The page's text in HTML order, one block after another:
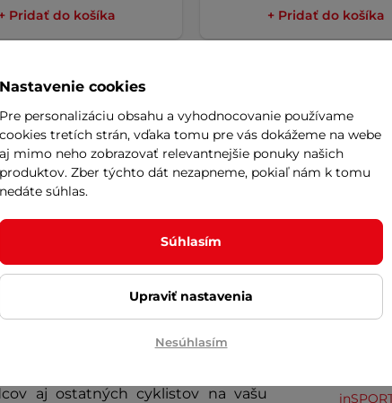
+ Pridať do košíka + Pridať do košíka
je praktický doplnok, ktorý by
jednoduchému páčkovému
zvuk, ktorý spoľahlivo upozorní
materiálu
, ktorý zaisťuje dlhú
aj ostatných cyklistov na vašu
Nastavenie cookies
Pre personalizáciu obsahu a vyhodnocovanie používame
cookies tretích strán, vďaka tomu pre vás dokážeme na webe
aj mimo neho zobrazovať relevantnejšie ponuky našich
produktov. Zber týchto dát nezapneme, pokiaľ nám k tomu
nedáte súhlas.
Súhlasím
Upraviť nastavenia
Nesúhlasím